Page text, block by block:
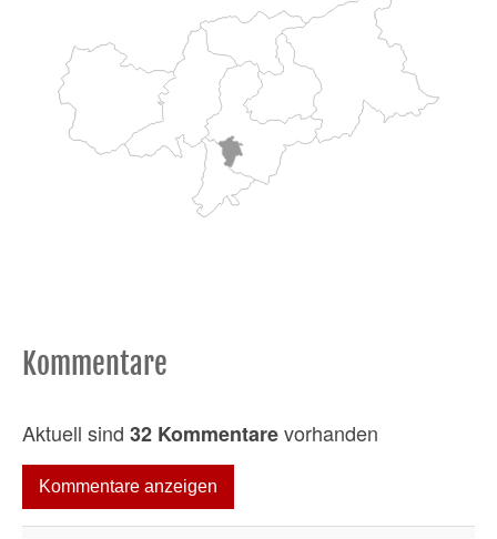
Kommentare
Aktuell sind 32 Kommentarevorhanden
Kommentare anzeigen